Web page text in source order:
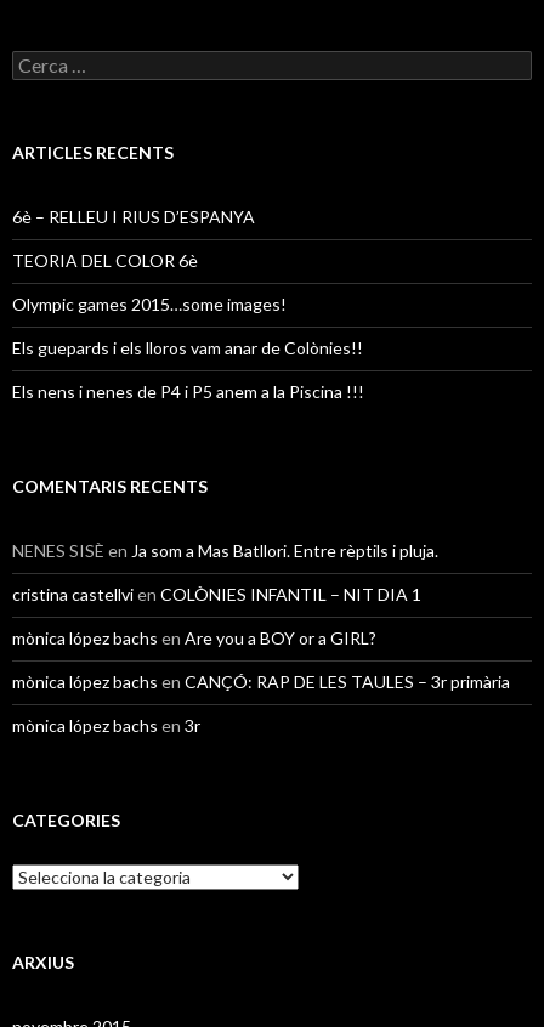
C
e
a
ARTICLES RECENTS
6è – RELLEU I RIUS D’ESPANYA
TEORIA DEL COLOR 6è
Olympic games 2015…some images!
Els guepards i els lloros vam anar de Colònies!!
Els nens i nenes de P4 i P5 anem a la Piscina !!!
COMENTARIS RECENTS
NENES SISÈ en Ja som a Mas Batllori. Entre rèptils i pluja.
cristina castellvien COLÒNIES INFANTIL – NIT DIA 1
mònica lópez bachs en Are you a BOY or a GIRL?
mònica lópez bachs en CANÇÓ: RAP DE LES TAULES – 3r primària
mònica lópez bachs en 3r
CATEGORIES
C
a
g
ARXIUS